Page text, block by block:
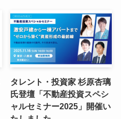
タレント・投資家 杉原杏璃
氏登壇「不動産投資スペシ
ャルセミナー2025」開催い